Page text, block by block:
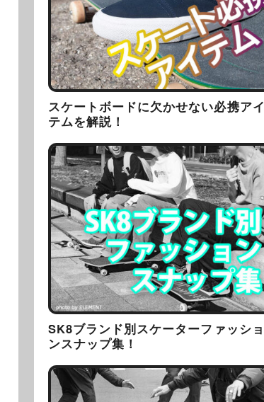
スケートボードに欠かせない必携アイ
テムを解説！
SK8ブランド別スケーターファッショ
ンスナップ集！